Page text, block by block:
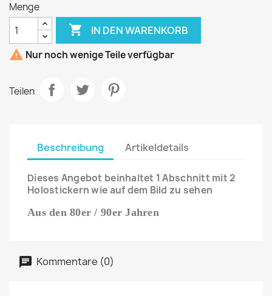
Menge
 IN DEN WARENKORB
 Nur noch wenige Teile verfügbar
Teilen
Beschreibung Artikeldetails
Dieses Angebot beinhaltet 1 Abschnitt mit 2
Holostickern wie auf dem Bild zu sehen
Aus den 80er / 90er Jahren
Kommentare (0)